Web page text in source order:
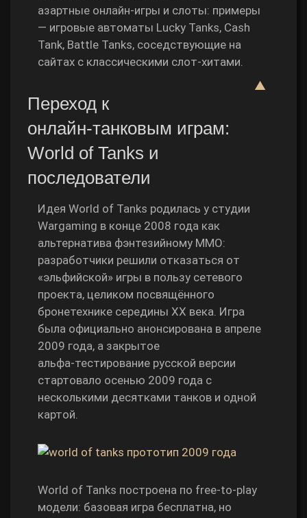
азартные онлайн‑игры и слоты: примеры
— игровые автоматы Lucky Tanks, Cash
Tank, Battle Tanks, соседствующие на
сайтах с классическими слот‑хитами.
▲
Переход к
онлайн‑танковым играм:
World of Tanks и
последователи
Идея World of Tanks родилась у студии
Wargaming в конце 2008 года как
альтернатива фэнтезийному MMO:
разработчики решили отказаться от
«эльфийской» игры в пользу сетевого
проекта, целиком посвящённого
бронетехнике середины XX века. Игра
была официально анонсирована в апреле
2009 года, а закрытое
альфа‑тестирование русской версии
стартовало осенью 2009 года с
несколькими десятками танков и одной
картой.
World of Tanks построена по free‑to‑play
модели: базовая игра бесплатна, но